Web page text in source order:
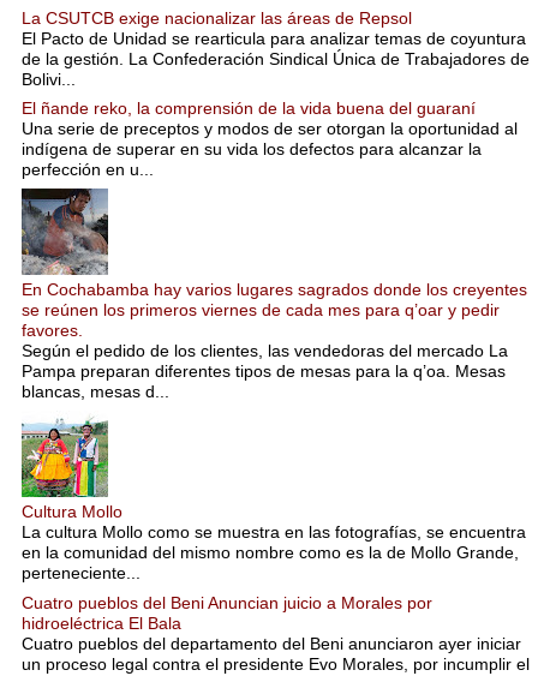
La CSUTCB exige nacionalizar las áreas de Repsol
El Pacto de Unidad se rearticula para analizar temas de coyuntura
de la gestión. La Confederación Sindical Única de Trabajadores de
Bolivi...
El ñande reko, la comprensión de la vida buena del guaraní
Una serie de preceptos y modos de ser otorgan la oportunidad al
indígena de superar en su vida los defectos para alcanzar la
perfección en u...
En Cochabamba hay varios lugares sagrados donde los creyentes
se reúnen los primeros viernes de cada mes para q’oar y pedir
favores.
Según el pedido de los clientes, las vendedoras del mercado La
Pampa preparan diferentes tipos de mesas para la q’oa. Mesas
blancas, mesas d...
Cultura Mollo
La cultura Mollo como se muestra en las fotografías, se encuentra
en la comunidad del mismo nombre como es la de Mollo Grande,
perteneciente...
Cuatro pueblos del Beni Anuncian juicio a Morales por
hidroeléctrica El Bala
Cuatro pueblos del departamento del Beni anunciaron ayer iniciar
un proceso legal contra el presidente Evo Morales, por incumplir el